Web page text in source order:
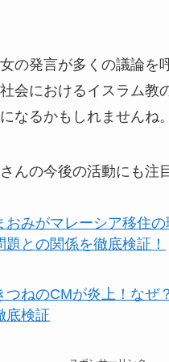
の発言が多くの議論を
会におけるイスラム教
なるかもしれませんね。
んの今後の活動にも注
おみがマレーシア移住
題との関係を徹底検証！
つねのCMが炎上！なぜ
底検証